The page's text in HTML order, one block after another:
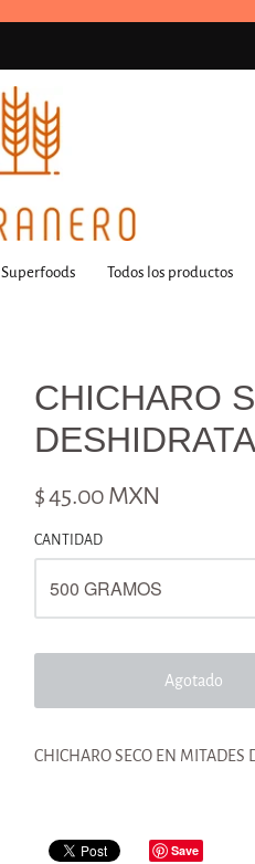
Superfoods Todos los productos
CHICHARO
$ 45.00 MXN
CANTIDAD
Agotado
CHICHARO SECO EN MITADES
Save